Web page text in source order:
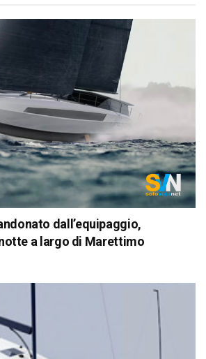
dall’equipaggio,
a largo di Marettimo